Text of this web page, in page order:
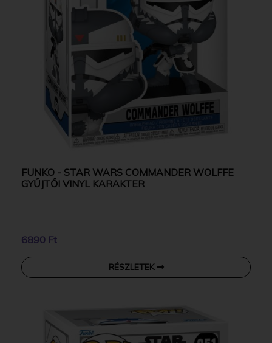
FUNKO - STAR WARS COMMANDER WOLFFE
GYŰJTŐI VINYL KARAKTER
6890 Ft
RÉSZLETEK